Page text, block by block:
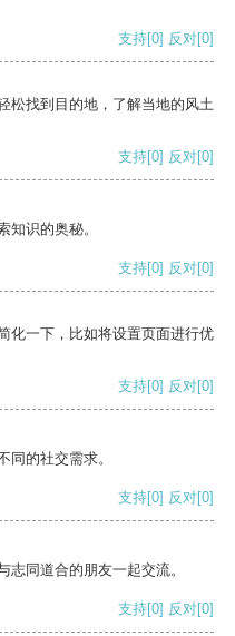
支持[0] 反对[0]
松找到目的地，了解当地的风土
支持[0] 反对[0]
知识的奥秘。
支持[0] 反对[0]
化一下，比如将设置页面进行优
支持[0] 反对[0]
同的社交需求。
支持[0] 反对[0]
同道合的朋友一起交流。
支持[0] 反对[0]